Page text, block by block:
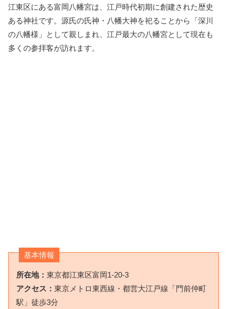
江東区にある富岡八幡宮は、江戸時代初期に創建された歴史
ある神社です。源氏の氏神・八幡大神を祀ることから「深川
の八幡様」として親しまれ、江戸最大の八幡宮として現在も
多くの参拝客が訪れます。
基本情報
所在地： 東京都江東区富岡1-20-3
アクセス： 東京メトロ東西線・都営大江戸線「門前仲町
駅」徒歩3分